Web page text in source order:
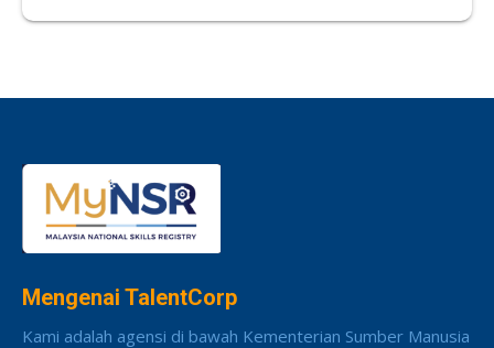
Mengenai TalentCorp
Kami adalah agensi di bawah Kementerian Sumber Manusia